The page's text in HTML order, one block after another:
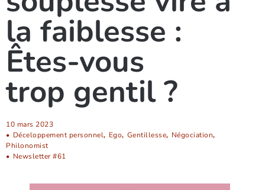
la faiblesse :
Êtes-vous
trop gentil ?
10 mars 2023
• Déceloppement personnel, Ego, Gentillesse, Négociation,
Philonomist
• Newsletter #61